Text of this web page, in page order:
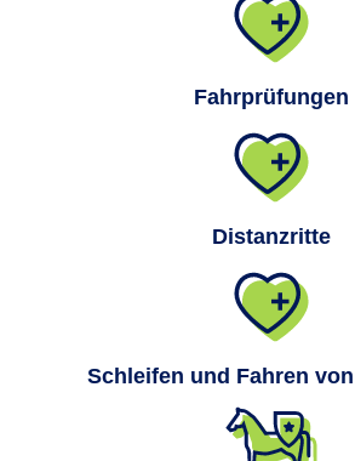
Fahrprüfungen
Distanzritte
Schleifen und Fahren